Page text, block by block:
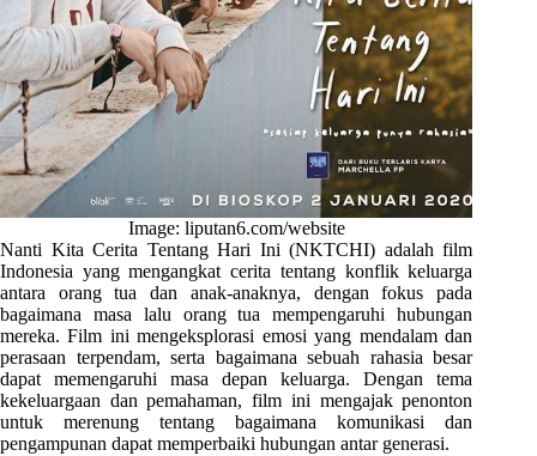
Image: liputan6.com/website
Nanti Kita Cerita Tentang Hari Ini (NKTCHI) adalah film
Indonesia yang mengangkat cerita tentang konflik keluarga
antara orang tua dan anak-anaknya, dengan fokus pada
bagaimana masa lalu orang tua mempengaruhi hubungan
mereka. Film ini mengeksplorasi emosi yang mendalam dan
perasaan terpendam, serta bagaimana sebuah rahasia besar
dapat memengaruhi masa depan keluarga. Dengan tema
kekeluargaan dan pemahaman, film ini mengajak penonton
untuk merenung tentang bagaimana komunikasi dan
pengampunan dapat memperbaiki hubungan antar generasi.